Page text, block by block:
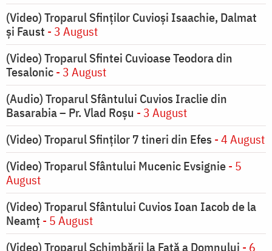
(Video) Troparul Sfinților Cuvioși Isaachie, Dalmat
și Faust - 3 August
(Video) Troparul Sfintei Cuvioase Teodora din
Tesalonic- 3 August
(Audio) Troparul Sfântului Cuvios Iraclie din
Basarabia – Pr. Vlad Roșu - 3 August
(Video) Troparul Sfinților 7 tineri din Efes - 4 August
(Video) Troparul Sfântului Mucenic Evsignie- 5
August
(Video) Troparul Sfântului Cuvios Ioan Iacob de la
Neamț - 5 August
(Video) Troparul Schimbării la Față a Domnului - 6